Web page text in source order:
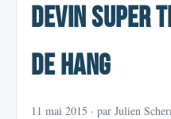
Devin Super
de Hang
11 mai 2015 · par Julien